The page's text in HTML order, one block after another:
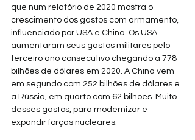
que num relatório de 2020 mostra o
crescimento dos gastos com armamento,
influenciado por USA e China. Os USA
aumentaram seus gastos militares pelo
terceiro ano consecutivo chegando a 778
bilhões de dólares em 2020. A China vem
em segundo com 252 bilhões de dólares e
a Rússia, em quarto com 62 bilhões. Muito
desses gastos, para modernizar e
expandir forças nucleares.